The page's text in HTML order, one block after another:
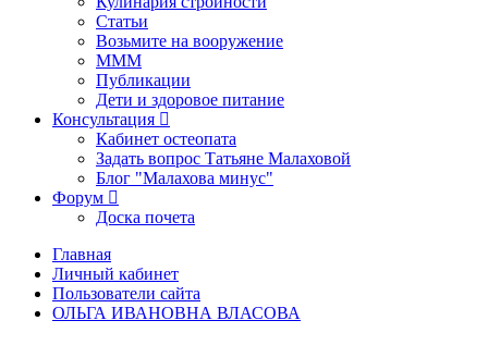
Статьи
Возьмите на вооружение
МММ
Публикации
Дети и здоровое питание
Консультация
Кабинет остеопата
Задать вопрос Татьяне Малаховой
Блог "Малахова минус"
Форум
Доска почета
Главная
Личный кабинет
Пользователи сайта
ОЛЬГА ИВАНОВНА ВЛАСОВА